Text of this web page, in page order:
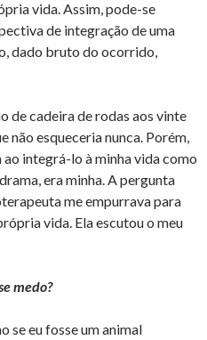
vida. Assim, pode-se
de integração de uma
dado bruto do ocorrido,
de cadeira de rodas aos vinte
não esqueceria nunca. Porém,
integrá-lo à minha vida como
era minha. A pergunta
me empurrava para
vida. Ela escutou o meu
medo?
se eu fosse um animal